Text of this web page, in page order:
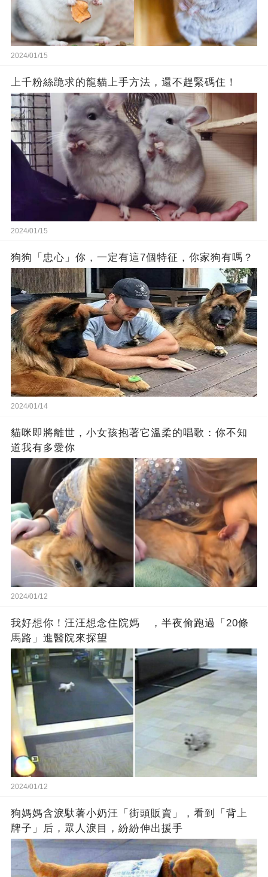
2024/01/15
上千粉絲跪求的龍貓上手方法，還不趕緊碼住！
2024/01/15
狗狗「忠心」你，一定有這7個特征，你家狗有嗎？
2024/01/14
貓咪即將離世，小女孩抱著它溫柔的唱歌：你不知
道我有多愛你
2024/01/12
我好想你！汪汪想念住院媽 ，半夜偷跑過「20條
馬路」進醫院來探望
2024/01/12
狗媽媽含淚馱著小奶汪「街頭販賣」，看到「背上
牌子」后，眾人淚目，紛紛伸出援手